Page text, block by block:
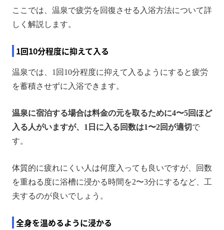
ここでは、温泉で疲労を回復させる入浴方法について詳
しく解説します。
1回10分程度に抑えて入る
温泉では、1回10分程度に抑えて入るようにすると疲労
を蓄積させずに入浴できます。
温泉に宿泊する場合は料金の元を取るために4〜5回ほど
入る人がいますが、1日に入る回数は1〜2回が適切 で
す。
体質的に疲れにくい人は何度入っても良いですが、回数
を重ねる度に浴槽に浸かる時間を2〜3分にするなど、工
夫するのが良いでしょう。
全身を温めるように浸かる